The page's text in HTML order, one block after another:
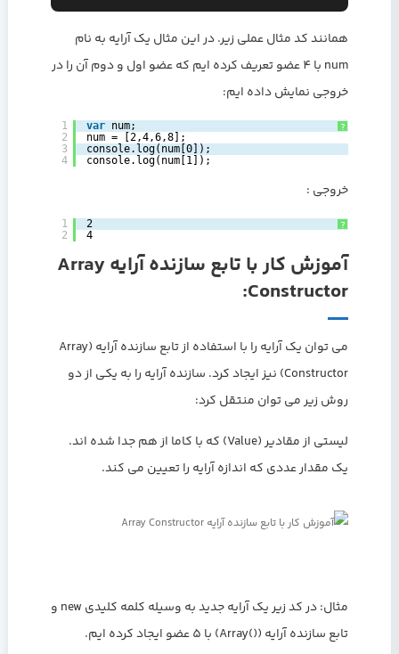
همانند کد مثال عملی زیر. در این مثال یک آرایه به نام
num با 4 عضو تعریف کرده ایم که عضو اول و دوم آن را در
خروجی نمایش داده ایم:
?
1
2
3
4
var num;
num = [2,4,6,8];
console.log(num[0]);
console.log(num[1]);
خروجی :
?
1
2
2
4
آموزش کار با تابع سازنده آرایه Array
Constructor:
می توان یک آرایه را با استفاده از تابع سازنده آرایه (Array
Constructor) نیز ایجاد کرد. سازنده آرایه را به یکی از دو
روش زیر می توان منتقل کرد:
لیستی از مقادیر (Value) که با کاما از هم جدا شده اند.
یک مقدار عددی که اندازه آرایه را تعیین می کند.
مثال: در کد زیر یک آرایه جدید به وسیله کلمه کلیدی new و
تابع سازنده آرایه (()Array) با 5 عضو ایجاد کرده ایم.